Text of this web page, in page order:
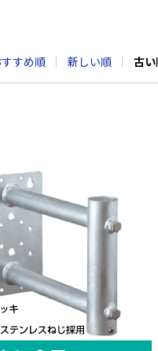
すすめ順 新しい順 古